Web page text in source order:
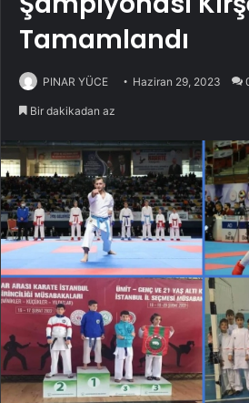
Tamamlandı
PINAR YÜCE Haziran 29, 2023
Bir dakikadan az